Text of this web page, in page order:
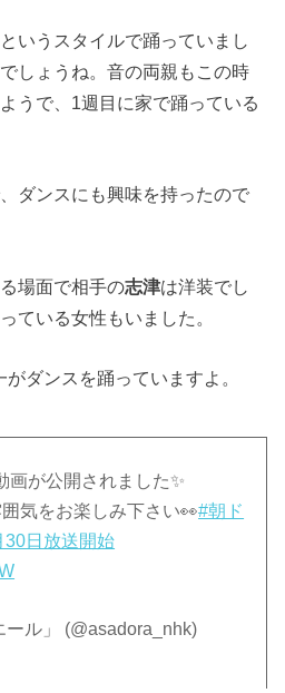
いうスタイルで踊っていまし
しょうね。音の両親もこの時
うで、1週目に家で踊っている
ダンスにも興味を持ったので
場面で相手の志津は洋装でし
ている女性もいました。
ダンスを踊っていますよ。
画が公開されました✨
気をお楽しみ下さい👀#朝ド
30日放送開始
ル」 (@asadora_nhk)